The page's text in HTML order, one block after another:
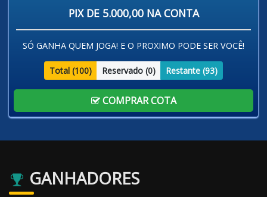
PIX DE 5.000,00 NA CONTA
SÓ GANHA QUEM JOGA! E O PROXIMO PODE SER VOCÊ!
Total (100) Reservado (0) Restante (93)
COMPRAR COTA
GANHADORES